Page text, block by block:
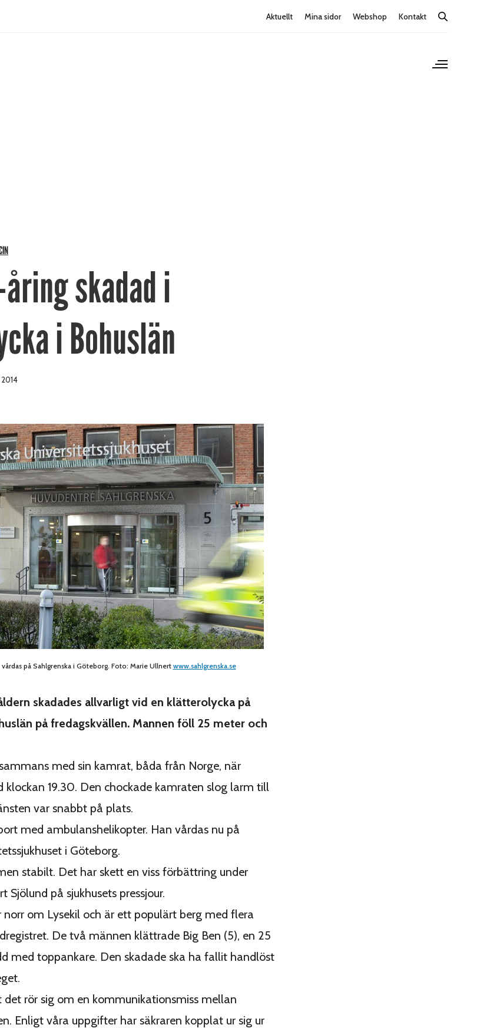
Aktuellt Mina sidor Webshop Kontakt
skadad i
i Bohuslän
på Sahlgrenska i Göteborg. Foto: Marie Ullnert www.sahlgrenska.se
skadades allvarligt vid en klätterolycka på
på fredagskvällen. Mannen föll 25 meter och
med sin kamrat, båda från Norge, när
klockan 19.30. Den chockade kamraten slog larm till
var snabbt på plats.
med ambulanshelikopter. Han vårdas nu på
i Göteborg.
stabilt. Det har skett en viss förbättring under
Sjölund på sjukhusets pressjour.
norr om Lysekil och är ett populärt berg med flera
De två männen klättrade Big Ben (5), en 25
med toppankare. Den skadade ska ha fallit handlöst
rör sig om en kommunikationsmiss mellan
Enligt våra uppgifter har säkraren kopplat ur sig ur